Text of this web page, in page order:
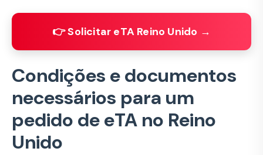
👉 Solicitar eTA Reino Unido →
Condições e documentos
necessários para um
pedido de eTA no Reino
Unido